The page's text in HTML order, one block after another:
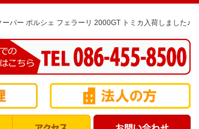
ーパー ポルシェ フェラーリ 2000GT トミカ入荷しました♪